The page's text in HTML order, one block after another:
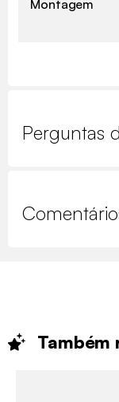
Montagem
Perguntas
Também